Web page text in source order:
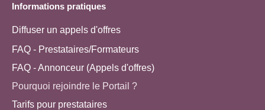
Informations pratiques
Diffuser un appels d'offres
FAQ - Prestataires/Formateurs
FAQ - Annonceur (Appels d'offres)
Pourquoi rejoindre le Portail ?
Tarifs pour prestataires